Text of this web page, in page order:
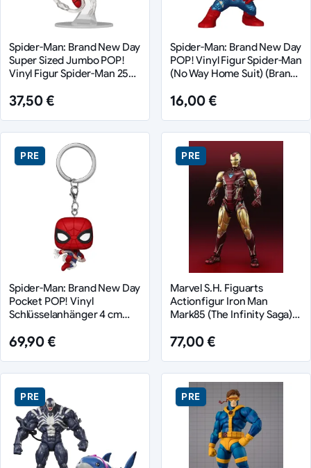
Spider-Man: Brand New Day
Super Sized Jumbo POP!
Vinyl Figur Spider-Man 25
37,50 €
Spider-Man: Brand New Day
POP! Vinyl Figur Spider-Man
(No Way Home Suit) (Brand
16,00 €
PRE
Spider-Man: Brand New Day
Pocket POP! Vinyl
Schlüsselanhänger 4 cm
69,90 €
PRE
Marvel S.H. Figuarts
Actionfigur Iron Man
Mark85 (The Infinity Saga)
77,00 €
PRE PRE